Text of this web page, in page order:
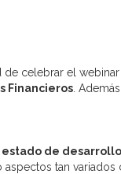
celebrar el webinar
Financieros .
de
tan variados